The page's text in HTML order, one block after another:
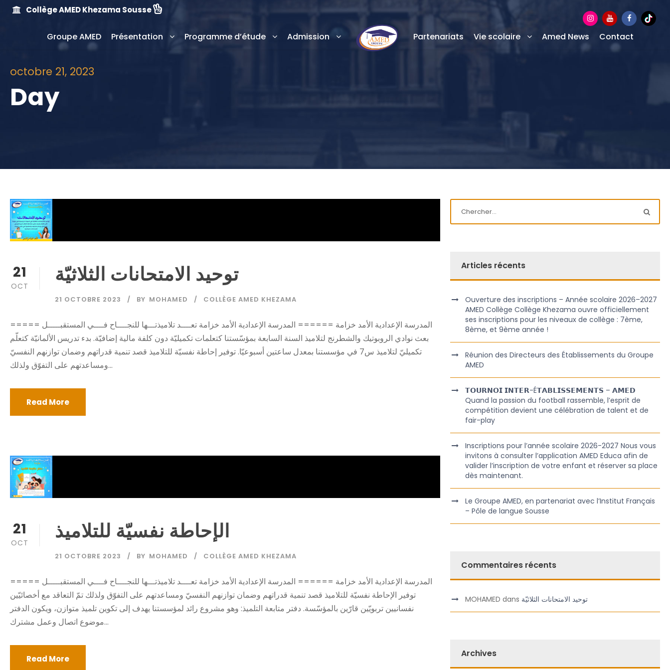
Collège AMED Khezama Sousse
Groupe AMED Présentation Programme d’étude Admission Partenariats Vie scolaire Amed News Contact
octobre 21, 2023
Day
21
OCT توحيد الامتحانات الثلاثيّة
21 OCTOBRE 2023 BY MOHAMED COLLÈGE AMED KHEZAMA
===== المدرسة الإعدادية الأمد خزامة ====== المدرسة الإعدادية الأمد خزامة تعــــد تلاميذتـــها للنجــــاح فــــي المستقبـــــل
بعث نوادي الروبوتيك والشطرنج لتلاميذ السنة السابعة بمؤسّستنا كتعلمات تكميليّة دون كلفة مالية إضافيّة. بدء تدريس الألمانيّة كتعلّم
تكميليّ لتلاميذ س7 في مؤسستنا بمعدل ساعتين أسبوعيّا. توفير إحاطة نفسيّة للتلاميذ قصد تنمية قدراتهم وضمان توازنهم النفسيّ
ومساعدتهم على التفوّق ولذلك...
Read More
21
OCT الإحاطة نفسيّة للتلاميذ
21 OCTOBRE 2023 BY MOHAMED COLLÈGE AMED KHEZAMA
===== المدرسة الإعدادية الأمد خزامة ====== المدرسة الإعدادية الأمد خزامة تعــــد تلاميذتـــها للنجــــاح فــــي المستقبـــــل
توفير الإحاطة نفسيّة للتلاميذ قصد تنمية قدراتهم وضمان توازنهم النفسيّ ومساعدتهم على التفوّق ولذلك تمّ التعاقد مع أخصائيّين
نفسانيين تربويّين قارّين بالمؤسّسة. دفتر متابعة التلميذ: وهو مشروع رائد لمؤسستنا يهدف إلى تكوين تلميذ متوازن، ويكون الدفتر
موضوع اتصال وعمل مشترك...
Read More
Articles récents
Ouverture des inscriptions – Année scolaire 2026–2027
AMED Collège Collège Khezama ouvre officiellement
ses inscriptions pour les niveaux de collège : 7ème,
8ème, et 9ème année !
Réunion des Directeurs des Établissements du Groupe
AMED
𝗧𝗢𝗨𝗥𝗡𝗢𝗜 𝗜𝗡𝗧𝗘𝗥-É𝗧𝗔𝗕𝗟𝗜𝗦𝗦𝗘𝗠𝗘𝗡𝗧𝗦 – 𝗔𝗠𝗘𝗗
Quand la passion du football rassemble, l’esprit de
compétition devient une célébration de talent et de
fair-play
Inscriptions pour l’année scolaire 2026-2027 Nous vous
invitons à consulter l’application AMED Educa afin de
valider l’inscription de votre enfant et réserver sa place
dès maintenant.
Le Groupe AMED, en partenariat avec l’Institut Français
– Pôle de langue Sousse
Commentaires récents
MOHAMED dans توحيد الامتحانات الثلاثيّة
Archives